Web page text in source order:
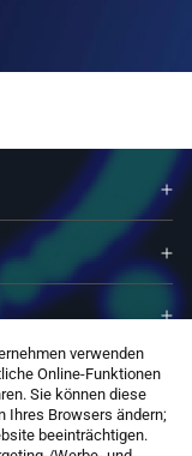
verwenden
Online-Funktionen
Sie können diese
Ihres Browsers ändern;
beeinträchtigen.